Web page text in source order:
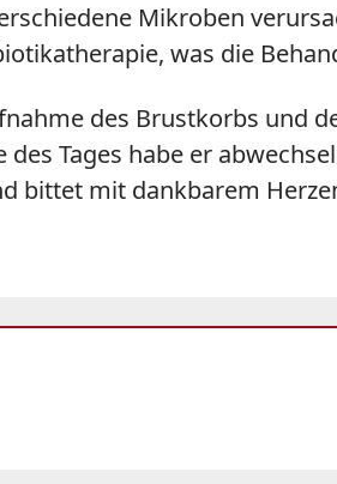
Mikroben
was die
des Brustkorbs und
Tages habe er
bittet mit dankbarem